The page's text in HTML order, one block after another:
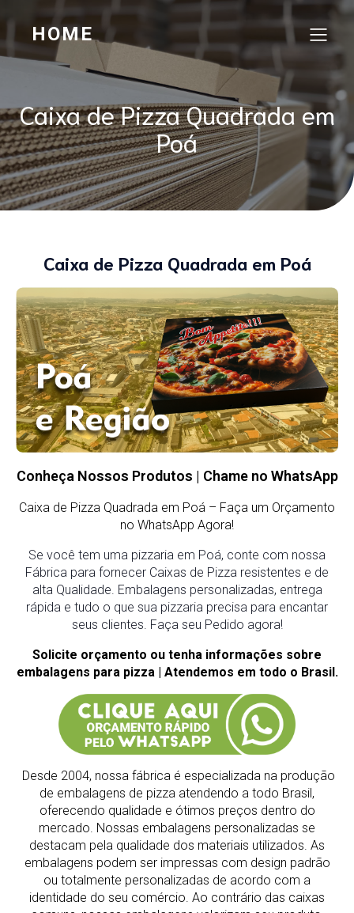
HOME
Caixa de Pizza Quadrada em
Poá
Caixa de Pizza Quadrada em Poá
Conheça Nossos Produtos | Chame no WhatsApp
Caixa de Pizza Quadrada em Poá – Faça um Orçamento
no WhatsApp Agora!
Se você tem uma pizzaria em Poá, conte com nossa
Fábrica para fornecer Caixas de Pizza resistentes e de
alta Qualidade. Embalagens personalizadas, entrega
rápida e tudo o que sua pizzaria precisa para encantar
seus clientes. Faça seu Pedido agora!
Solicite orçamento ou tenha informações sobre
embalagens para pizza | Atendemos em todo o Brasil.
Desde 2004, nossa fábrica é especializada na produção
de embalagens de pizza atendendo a todo Brasil,
oferecendo qualidade e ótimos preços dentro do
mercado. Nossas embalagens personalizadas se
destacam pela qualidade dos materiais utilizados. As
embalagens podem ser impressas com design padrão
ou totalmente personalizadas de acordo com a
identidade do seu comércio. Ao contrário das caixas